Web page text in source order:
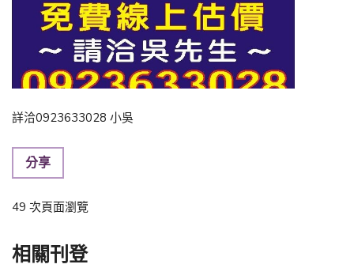
詳洽0923633028 小吳
分享
49 次頁面瀏覽
相關刊登